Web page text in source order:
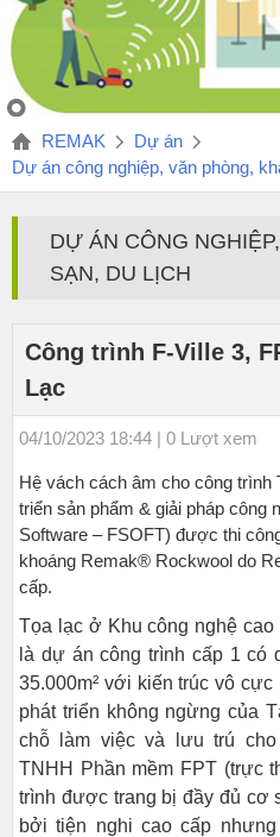
REMAK
Dự án
Dự án công nghiệp, văn phòng,
DỰ ÁN CÔNG
SẠN, DU LỊCH
Công trình F-Ville 3,
Lạc
04/10/2023 18:44 | 0 Lượt xem
Hệ vách cách âm cho công trình
triển sản phẩm & giải pháp công
Software – FSOFT) được thi
khoáng Remak® Rockwool do
cấp.
Tọa lạc ở Khu công nghệ
là dự án công trình cấp 1 có
35.000m² với kiến trúc vô
phát triển không ngừng của
chỗ làm việc và lưu trú
TNHH Phần mềm FPT (trực
trình được trang bị đầy đủ cơ
bởi tiện nghi cao cấp